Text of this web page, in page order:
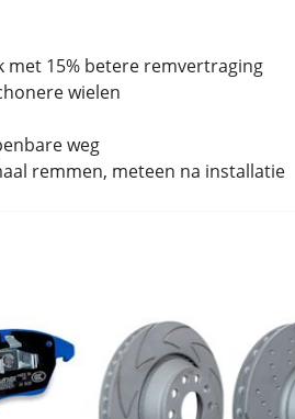
15% betere remvertraging
wielen
weg
remmen, meteen na installatie